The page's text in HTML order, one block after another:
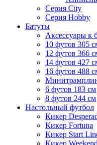
Серия City
Серия Hobby
Батуты
Аксессуары к
10 футов 305
12 футов 366
14 футов 427
16 футов 488
6 футов 183 см
8 футов 244 см
Настольный футбол
Кикер
Кикер Fortuna
Кикер Start
Кикер Weekend